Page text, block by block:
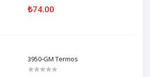
₺74.00
3950-GM Termos